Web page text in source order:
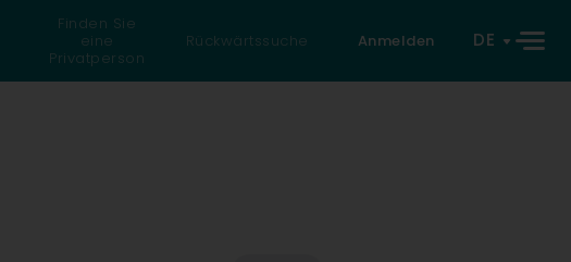
Finden Sie
eine
Privatperson
Rückwärtssuche Anmelden DE